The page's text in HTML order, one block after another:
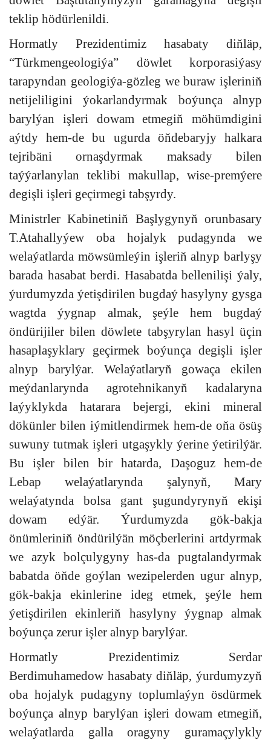
teklip hödürlenildi.
Hormatly Prezidentimiz hasabaty diňläp,
“Türkmengeologiýa” döwlet korporasiýasy
tarapyndan geologiýa-gözleg we buraw işleriniň
netijeliligini ýokarlandyrmak boýunça alnyp
barylýan işleri dowam etmegiň möhümdigini
aýtdy hem-de bu ugurda öňdebaryjy halkara
tejribäni ornaşdyrmak maksady bilen
taýýarlanylan teklibi makullap, wise-premýere
degişli işleri geçirmegi tabşyrdy.
Ministrler Kabinetiniň Başlygynyň orunbasary
T.Atahallyýew oba hojalyk pudagynda we
welaýatlarda möwsümleýin işleriň alnyp barlyşy
barada hasabat berdi. Hasabatda bellenilişi ýaly,
ýurdumyzda ýetişdirilen bugdaý hasylyny gysga
wagtda ýygnap almak, şeýle hem bugdaý
öndürijiler bilen döwlete tabşyrylan hasyl üçin
hasaplaşyklary geçirmek boýunça degişli işler
alnyp barylýar. Welaýatlaryň gowaça ekilen
meýdanlarynda agrotehnikanyň kadalaryna
laýyklykda hatarara bejergi, ekini mineral
dökünler bilen iýmitlendirmek hem-de oňa ösüş
suwuny tutmak işleri utgaşykly ýerine ýetirilýär.
Bu işler bilen bir hatarda, Daşoguz hem-de
Lebap welaýatlarynda şalynyň, Mary
welaýatynda bolsa gant şugundyrynyň ekişi
dowam edýär. Ýurdumyzda gök-bakja
önümleriniň öndürilýän möçberlerini artdyrmak
we azyk bolçulygyny has-da pugtalandyrmak
babatda öňde goýlan wezipelerden ugur alnyp,
gök-bakja ekinlerine ideg etmek, şeýle hem
ýetişdirilen ekinleriň hasylyny ýygnap almak
boýunça zerur işler alnyp barylýar.
Hormatly Prezidentimiz Serdar
Berdimuhamedow hasabaty diňläp, ýurdumyzyň
oba hojalyk pudagyny toplumlaýyn ösdürmek
boýunça alnyp barylýan işleri dowam etmegiň,
welaýatlarda galla oragyny guramaçylykly